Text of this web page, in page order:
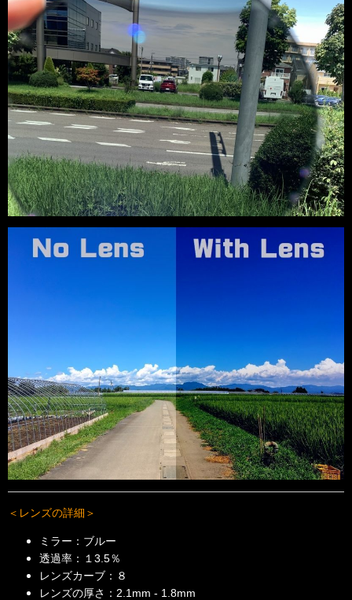
＜レンズの詳細＞
ミラー：ブルー
透過率：１3.5％
レンズカーブ：８
レンズの厚さ：2.1mm - 1.8mm